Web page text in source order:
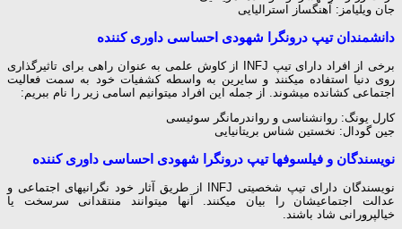
جان ویلیامز: آهنگ‎ساز استرالیایی
دانشمندان تیپ درونگرا شهودی احساسی داوری کننده
برخی از افراد دارای تیپ INFJ از کاوش علمی به عنوان راهی برای تاثیرگذاری
روی دنیا استفاده می‎کنند و سایرین به واسطه کشفیات خود به سمت فعالیت
اجتماعی کشانده می‎شوند. از جمله این افراد می‎توانیم اسامی زیر را نام ببریم:
کارل یونگ: روانشناسی و روان‎درمانگر سوئیسی
جین گودال: نخستین شناس بریتانیایی
نویسندگان و فیلسوف‎ها تیپ درونگرا شهودی احساسی داوری کننده
نویسندگان دارای تیپ شخصیتی INFJ از طریق آثار خود نگرانی‎های اجتماعی و
عدالت اجتماعی‎شان را بیان می‎کنند. آن‎ها می‎توانند منتقدانی سرسخت یا
خیال‎پرورانی شاد باشند.